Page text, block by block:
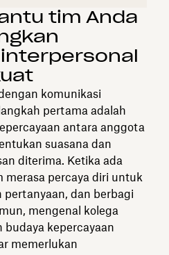
tim Anda
komunikasi
pertama adalah
antara anggota
suasana dan
diterima. Ketika ada
merasa percaya diri untuk
pertanyaan, dan berbagi
mengenal kolega
kepercayaan
memerlukan